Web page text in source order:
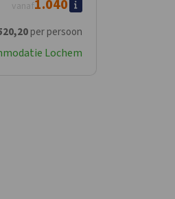
,20per persoon
vanaf1.040
Lochem